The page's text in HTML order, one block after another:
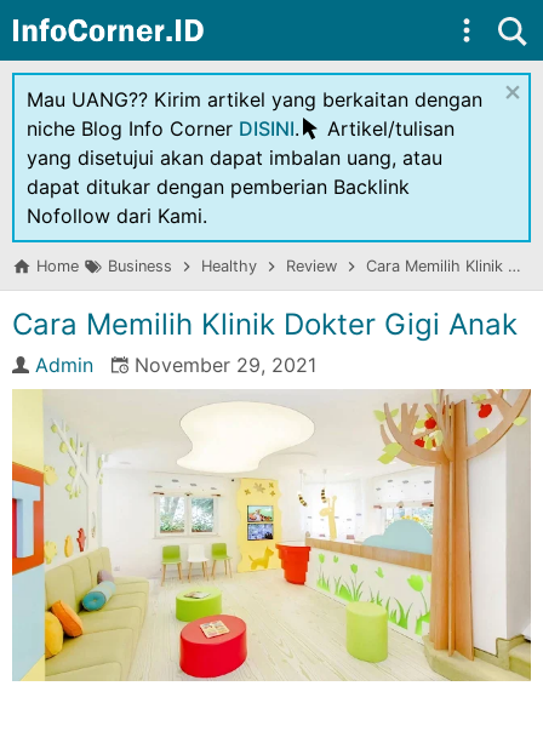
Skip to main content
Mau UANG?? Kirim artikel yang berkaitan dengan
niche Blog Info Corner DISINI.
Artikel/tulisan
yang disetujui akan dapat imbalan uang, atau
dapat ditukar dengan pemberian Backlink
Nofollow dari Kami.
×
Home Business Healthy Review Cara Memilih Klinik Dokter Gigi Anak
Cara Memilih Klinik Dokter Gigi Anak
Admin November 29, 2021